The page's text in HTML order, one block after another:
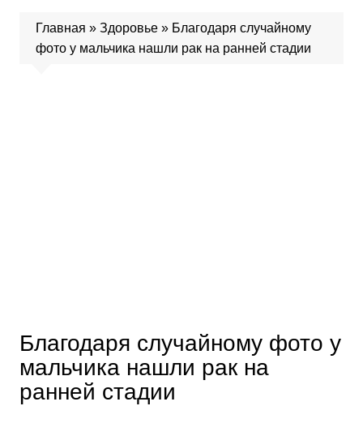
Главная » Здоровье» Благодаря случайному
фото у мальчика нашли рак на ранней стадии
Благодаря случайному фото у
мальчика нашли рак на
ранней стадии